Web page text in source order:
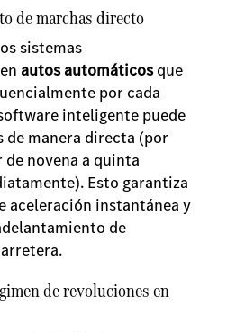
de marchas directo
sistemas
autos automáticosque
por cada
inteligente puede
de manera directa (por
novena a quinta
Esto garantiza
aceleración instantánea y
de
de revoluciones en